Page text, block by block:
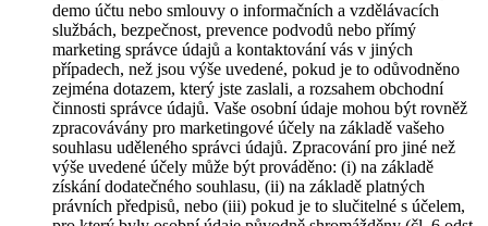
demo účtu nebo smlouvy o informačních a vzdělávacích
službách, bezpečnost, prevence podvodů nebo přímý
marketing správce údajů a kontaktování vás v jiných
případech, než jsou výše uvedené, pokud je to odůvodněno
zejména dotazem, který jste zaslali, a rozsahem obchodní
činnosti správce údajů. Vaše osobní údaje mohou být rovněž
zpracovávány pro marketingové účely na základě vašeho
souhlasu uděleného správci údajů. Zpracování pro jiné než
výše uvedené účely může být prováděno: (i) na základě
získání dodatečného souhlasu, (ii) na základě platných
právních předpisů, nebo (iii) pokud je to slučitelné s účelem,